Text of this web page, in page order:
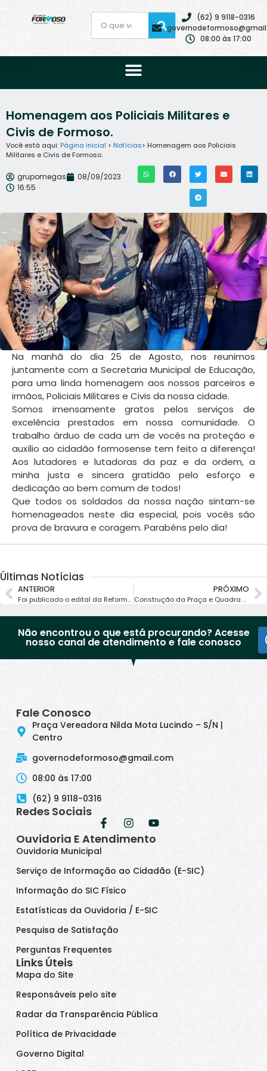
(62) 9 9118-0316
08:00 às 17:00
Homenagem aos Policiais Militares e
Civis de Formoso.
Você está aqui: Página inicial > Notícias> Homenagem aos Policiais
Militares e Civis de Formoso.
grupomegas
08/09/2023
16:55
Na manhã do dia 25 de Agosto, nos reunimos
juntamente com a Secretaria Municipal de Educação,
para uma linda homenagem aos nossos parceiros e
irmãos, Policiais Militares e Civis da nossa cidade.
Somos imensamente gratos pelos serviços de
excelência prestados em nossa comunidade. O
trabalho árduo de cada um de vocês na proteção e
auxílio ao cidadão formosense tem feito a diferença!
Aos lutadores e lutadoras da paz e da ordem, a
minha justa e sincera gratidão pelo esforço e
dedicação ao bem comum de todos!
Que todos os soldados da nossa nação sintam-se
homenageados neste dia especial, pois vocês são
prova de bravura e coragem. Parabéns pelo dia!
Últimas Notícias
ANTERIOR
Foi publicado o edital da Reforma do nosso Ginásio de Esportes
PRÓXIMO
Construção da Praça e Quadra Poliesportiva Elias Vieira Neto no setor sol nascente
Não encontrou o que está procurando? Acesse
nosso canal de atendimento e fale conosco
Fale Conosco
Praça Vereadora Nilda Mota Lucindo – S/N |
Centro
governodeformoso@gmail.com
08:00 às 17:00
(62) 9 9118-0316
Redes Sociais
Ouvidoria E Atendimento
Ouvidoria Municipal
Serviço de Informação ao Cidadão (E-SIC)
Informação do SIC Físico
Estatísticas da Ouvidoria / E-SIC
Pesquisa de Satisfação
Perguntas Frequentes
Links Úteis
Mapa do Site
Responsáveis pelo site
Radar da Transparência Pública
Política de Privacidade
Governo Digital